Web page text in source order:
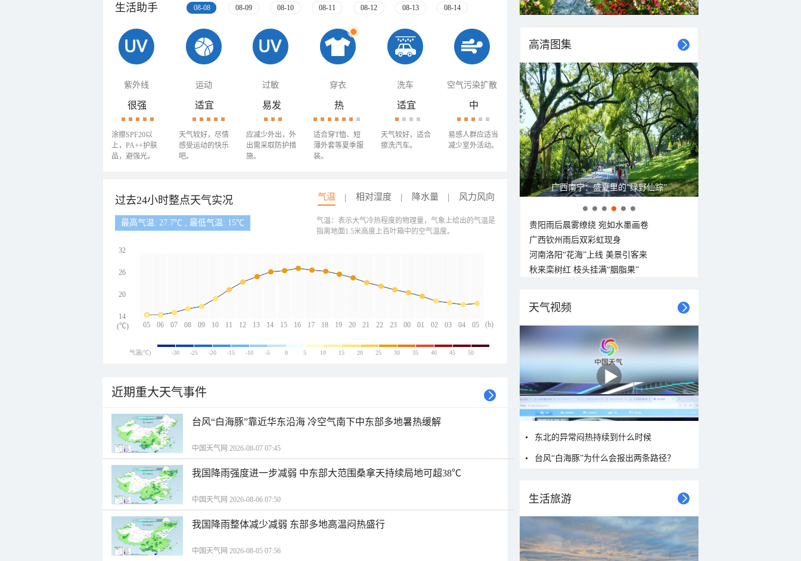
生活助手 08-08 08-09 08-10 08-11 08-12 08-13 08-14
紫外线 运动 过敏 穿衣 洗车 空气污染扩散
很强
涂擦SPF20以
上，PA++护肤
品，避强光。
适宜
天气较好，尽情
感受运动的快乐
吧。
易发
应减少外出，外
出需采取防护措
施。
热
适合穿T恤、短
薄外套等夏季服
装。
适宜
天气较好，适合
擦洗汽车。
中
易感人群应适当
减少室外活动。
过去24小时整点天气实况 气温 相对湿度 降水量 风力风向
最高气温: 27.7℃ , 最低气温: 15℃
05 06 07 08 09 10 11 12 13 14 15 16 17 18 19 20 21 22 23 00 01 02 03 04 05
32
26
20
14
(h)
(℃)
气温：表示大气冷热程度的物理量，气象上给出的气温是
指离地面1.5米高度上百叶箱中的空气温度。
气温(℃) -30 -25 -20 -15 -10 -5 0 5 10 15 20 25 30 35 40 45 50
近期重大天气事件
台风“白海豚”靠近华东沿海 冷空气南下中东部多地暑热缓解
中国天气网 2026-08-07 07:45
我国降雨强度进一步减弱 中东部大范围桑拿天持续局地可超38℃
中国天气网 2026-08-06 07:50
我国降雨整体减少减弱 东部多地高温闷热盛行
中国天气网 2026-08-05 07:56
高清图集
广西南宁：盛夏里的“绿野仙踪”
贵阳雨后晨雾缭绕 宛如水墨画卷
广西钦州雨后双彩虹现身
河南洛阳“花海”上线 美景引客来
秋来栾树红 枝头挂满“胭脂果”
天气视频
东北的异常闷热持续到什么时候
台风“白海豚”为什么会报出两条路径？
生活旅游